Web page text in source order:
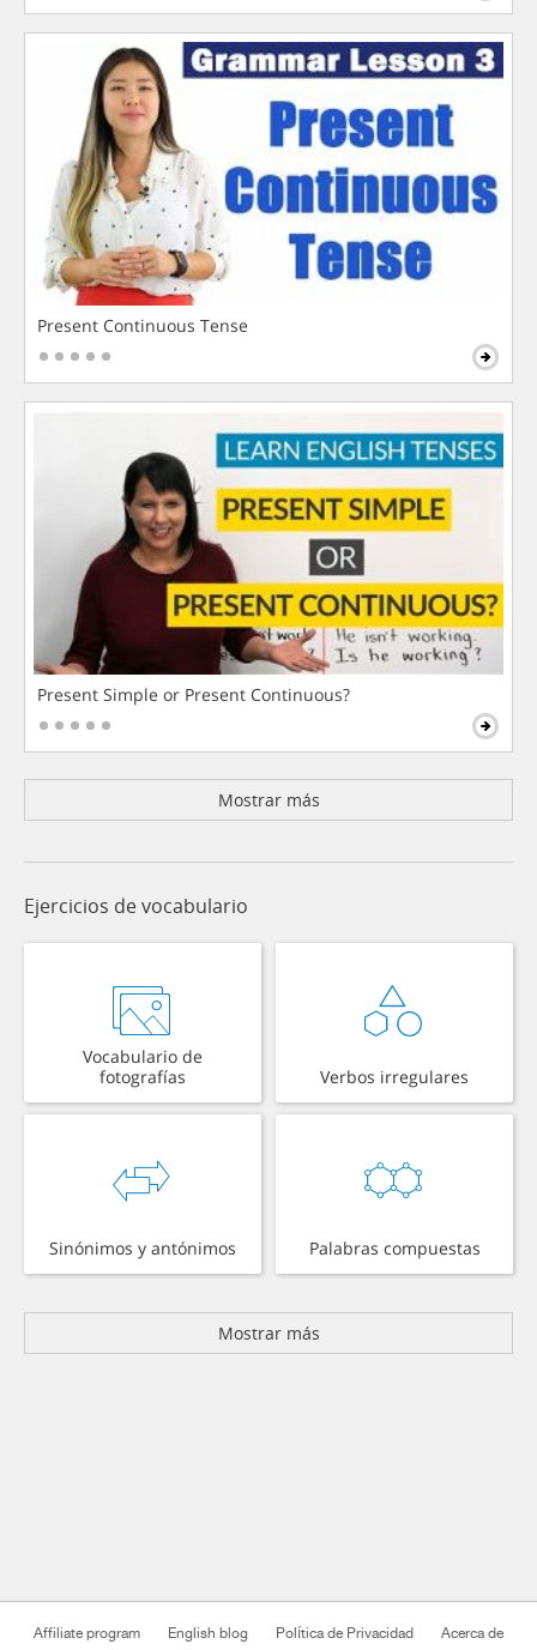
Present Continuous Tense
Present Simple or Present Continuous?
Mostrar más
Ejercicios de vocabulario
Vocabulario de
fotografías
Verbos irregulares
Sinónimos y antónimos Palabras compuestas
Mostrar más
Affiliate program English blog Política de Privacidad Acerca de